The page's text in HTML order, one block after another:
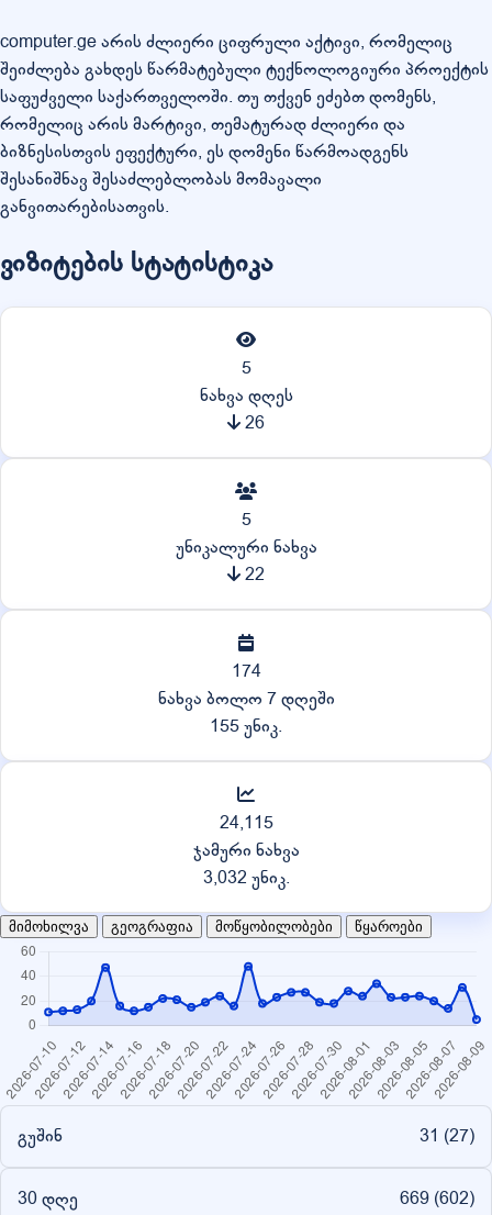
computer.ge არის ძლიერი ციფრული აქტივი, რომელიც
შეიძლება გახდეს წარმატებული ტექნოლოგიური პროექტის
საფუძველი საქართველოში. თუ თქვენ ეძებთ დომენს,
რომელიც არის მარტივი, თემატურად ძლიერი და
ბიზნესისთვის ეფექტური, ეს დომენი წარმოადგენს
შესანიშნავ შესაძლებლობას მომავალი
განვითარებისათვის.
ვიზიტების სტატისტიკა
5
ნახვა დღეს
26
5
უნიკალური ნახვა
22
174
ნახვა ბოლო 7 დღეში
155 უნიკ.
24,115
ჯამური ნახვა
3,032 უნიკ.
მიმოხილვა გეოგრაფია მოწყობილობები წყაროები
გუშინ 31 (27)
30 დღე 669 (602)